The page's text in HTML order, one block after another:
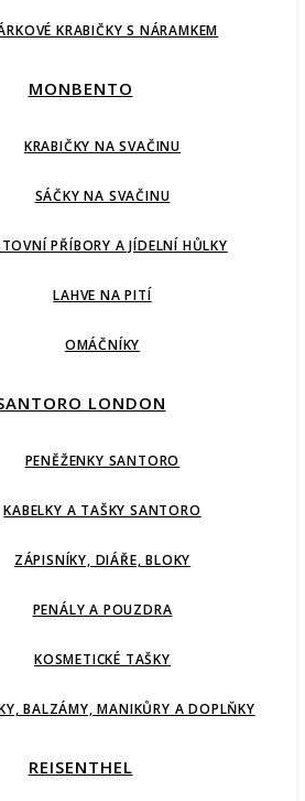
KRABIČKY S NÁRAMKEM
MONBENTO
KRABIČKY NA SVAČINU
SÁČKY NA SVAČINU
PŘÍBORY A JÍDELNÍ HŮLKY
LAHVE NA PITÍ
OMÁČNÍKY
LONDON
PENĚŽENKY SANTORO
KABELKY A TAŠKY SANTORO
ZÁPISNÍKY, DIÁŘE, BLOKY
PENÁLY A POUZDRA
KOSMETICKÉ TAŠKY
BALZÁMY, MANIKŮRY A DOPLŇKY
REISENTHEL